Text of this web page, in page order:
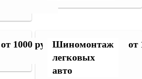
от 1000 руб. Шиномонтаж
легковых
авто
от